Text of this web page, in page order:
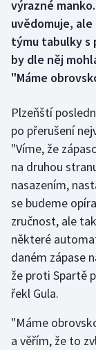
Dostihy
Florbal
Golf
Gymnastika
Házená
Jezdectví
Krasobruslení
Lezení
výrazné
uvědomuje,
týmu tabulky s
by dle něj
"Máme
Plzeňští
po přerušení
"Víme, že
na druhou
nasazením,
se budeme
zručnost, ale
některé
daném zápase
že proti Spartě
řekl Gula.
"Máme
a věřím, že to